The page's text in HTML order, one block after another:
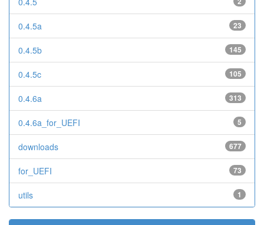
23
0.4.5a
145
0.4.5b
105
0.4.5c
313
0.4.6a
5
0.4.6a_for_UEFI
677
downloads
73
for_UEFI
1
utils